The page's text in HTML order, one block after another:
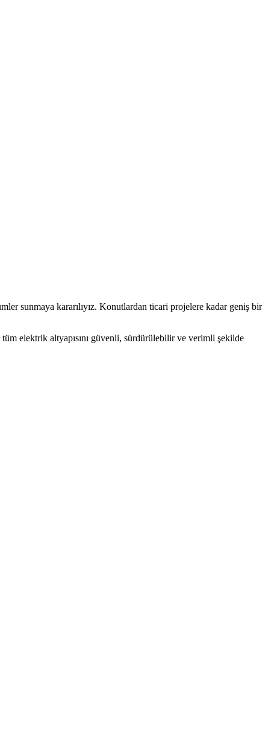
sunmaya kararılıyız. Konutlardan ticari projelere kadar geniş bir
tüm elektrik altyapısını güvenli, sürdürülebilir ve verimli şekilde